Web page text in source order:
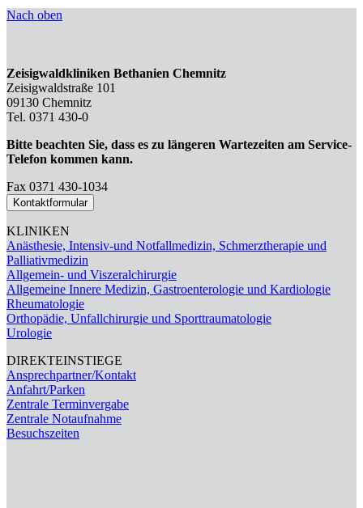
Nach oben
Zeisigwaldkliniken Bethanien Chemnitz
Zeisigwaldstraße 101
09130 Chemnitz
Tel. 0371 430-0
Bitte beachten Sie, dass es zu längeren Wartezeiten am Service-
Telefon kommen kann.
Fax 0371 430-1034
Kontaktformular
KLINIKEN
Anästhesie, Intensiv-und Notfallmedizin, Schmerztherapie und
Palliativmedizin
Allgemein- und Viszeralchirurgie
Allgemeine Innere Medizin, Gastroenterologie und Kardiologie
Rheumatologie
Orthopädie, Unfallchirurgie und Sporttraumatologie
Urologie
DIREKTEINSTIEGE
Ansprechpartner/Kontakt
Anfahrt/Parken
Zentrale Terminvergabe
Zentrale Notaufnahme
Besuchszeiten